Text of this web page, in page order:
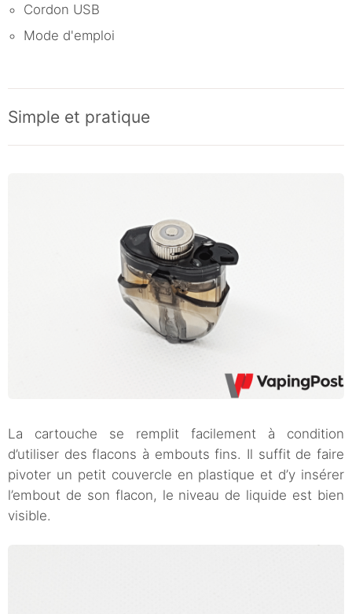
Cordon USB
Mode d'emploi
Simple et pratique
La cartouche se remplit facilement à condition
d’utiliser des flacons à embouts fins. Il suffit de faire
pivoter un petit couvercle en plastique et d’y insérer
l’embout de son flacon, le niveau de liquide est bien
visible.